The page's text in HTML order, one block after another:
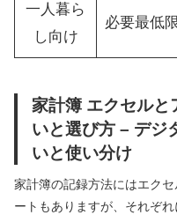
一人暮ら
し向け
必要最低
家計簿 エクセルと
いと選び方 – デジ
いと使い分け
家計簿の記録方法にはエク
ートもありますが、それぞ